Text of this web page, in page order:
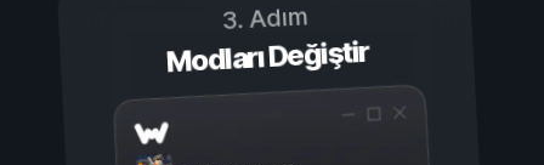
3. Adım
Modları Değiştir